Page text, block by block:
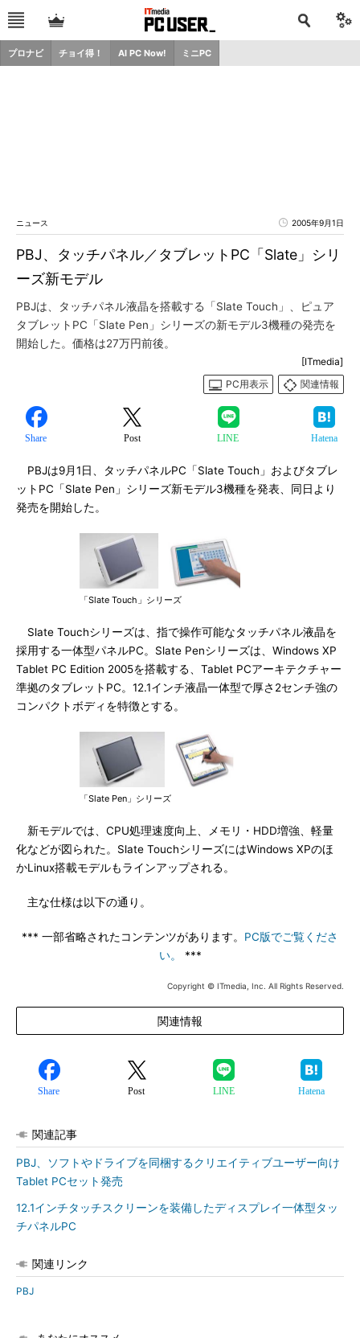
プロナビ チョイ得！ AI PC Now! ミニPC
ニュース 2005年9月1日
PBJ、タッチパネル／タブレットPC「Slate」シリ
ーズ新モデル
PBJは、タッチパネル液晶を搭載する「Slate Touch」、ピュア
タブレットPC「Slate Pen」シリーズの新モデル3機種の発売を
開始した。価格は27万円前後。
[ITmedia]
PC用表示
関連情報
Share Post LINE Hatena
PBJは9月1日、タッチパネルPC「Slate Touch」およびタブレ
ットPC「Slate Pen」シリーズ新モデル3機種を発表、同日より
発売を開始した。
「Slate Touch」シリーズ
Slate Touchシリーズは、指で操作可能なタッチパネル液晶を
採用する一体型パネルPC。Slate Penシリーズは、Windows XP
Tablet PC Edition 2005を搭載する、Tablet PCアーキテクチャー
準拠のタブレットPC。12.1インチ液晶一体型で厚さ2センチ強の
コンパクトボディを特徴とする。
「Slate Pen」シリーズ
新モデルでは、CPU処理速度向上、メモリ・HDD増強、軽量
化などが図られた。Slate TouchシリーズにはWindows XPのほ
かLinux搭載モデルもラインアップされる。
主な仕様は以下の通り。
*** 一部省略されたコンテンツがあります。 PC版でご覧くださ
い。
***
Copyright © ITmedia, Inc. All Rights Reserved.
関連情報
Share Post LINE Hatena
関連記事
PBJ、ソフトやドライブを同梱するクリエイティブユーザー向け
Tablet PCセット発売
12.1インチタッチスクリーンを装備したディスプレイ一体型タッ
チパネルPC
関連リンク
PBJ